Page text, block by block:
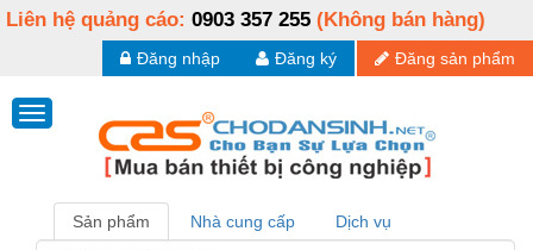
Liên hệ quảng cáo: 0903 357 255 (Không bán hàng)
Đăng sản phẩm
Đăng ký
Đăng nhập
Sản phẩm Nhà cung cấp Dịch vụ